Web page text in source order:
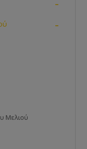
-
-
Μελιού